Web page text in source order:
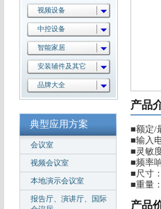
产品
■额定/
■输入
■灵敏
■频率
■尺寸
■重量
产品
视频设备
中控设备
智能家居
安装辅件及其它
品牌大全
典型应用方案
会议室
视频会议室
本地演示会议室
报告厅、演讲厅、国际